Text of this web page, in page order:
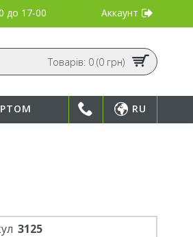
до 17-00 Аккаунт
Товарів: 0 (0 грн)
RU
3125